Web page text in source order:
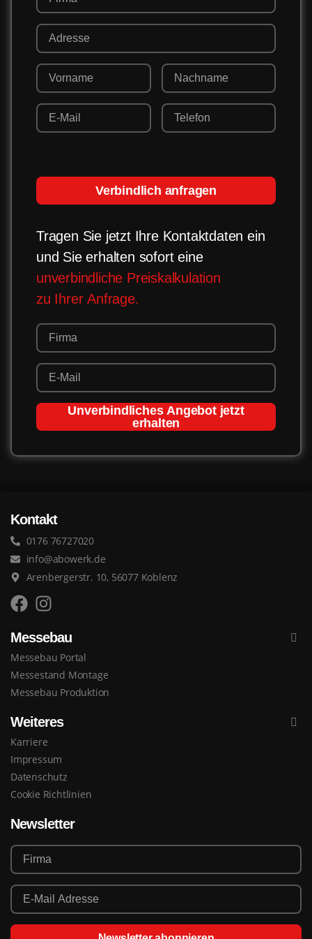
Verbindlich anfragen
Tragen Sie jetzt Ihre Kontaktdaten ein
und Sie erhalten sofort eine
unverbindliche Preiskalkulation
zu Ihrer Anfrage.
Unverbindliches Angebot jetzt
erhalten
Kontakt
0176 76727020
info@abowerk.de
Arenbergerstr. 10, 56077 Koblenz
Messebau
Messebau Portal
Messestand Montage
Messebau Produktion
Weiteres
Karriere
Impressum
Datenschutz
Cookie Richtlinien
Newsletter